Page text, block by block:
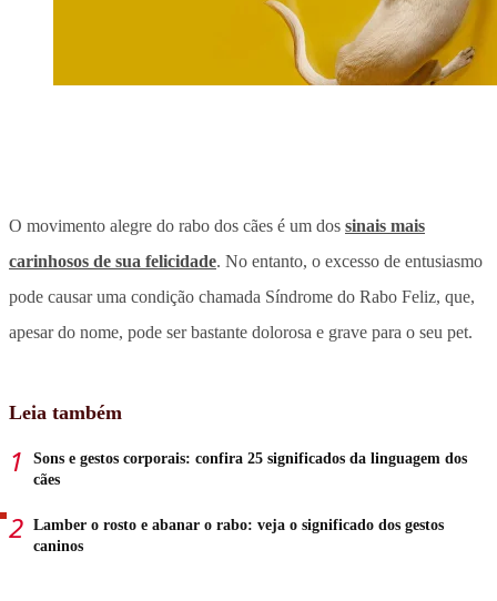
O movimento alegre do rabo dos cães é um dos sinais mais
carinhosos de sua felicidade. No entanto, o excesso de entusiasmo
pode causar uma condição chamada Síndrome do Rabo Feliz, que,
apesar do nome, pode ser bastante dolorosa e grave para o seu pet.
Leia também
Sons e gestos corporais: confira 25 significados da linguagem dos
cães
Lamber o rosto e abanar o rabo: veja o significado dos gestos
caninos